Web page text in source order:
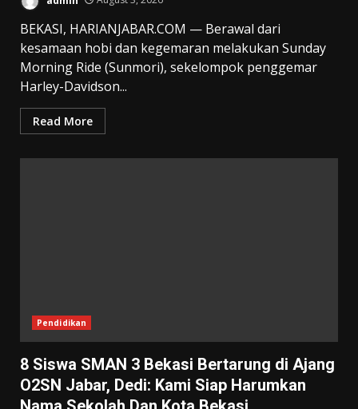
BEKASI, HARIANJABAR.COM — Berawal dari
kesamaan hobi dan kegemaran melakukan Sunday
Morning Ride (Sunmori), sekelompok penggemar
Harley-Davidson...
Read More
Pendidikan
8 Siswa SMAN 3 Bekasi Bertarung di Ajang
O2SN Jabar, Dedi: Kami Siap Harumkan